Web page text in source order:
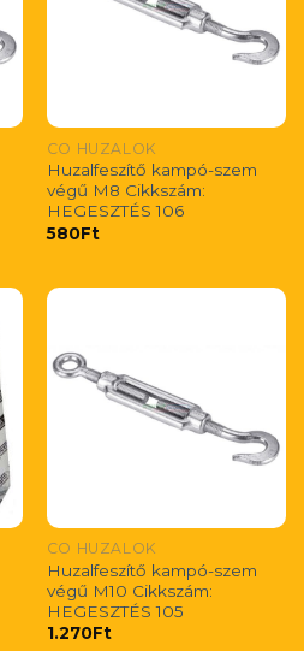
CO HUZALOK
Huzalfeszítő kampó-szem
végű M8 Cikkszám:
HEGESZTÉS 106
580Ft
CO HUZALOK
Huzalfeszítő kampó-szem
végű M10 Cikkszám:
HEGESZTÉS 105
1.270Ft